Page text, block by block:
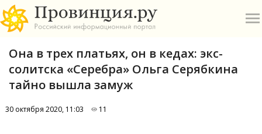
Она в трех платьях, он в кедах: экс-
солитска «Серебра» Ольга Серябкина
тайно вышла замуж
30 октября 2020, 11:03 11